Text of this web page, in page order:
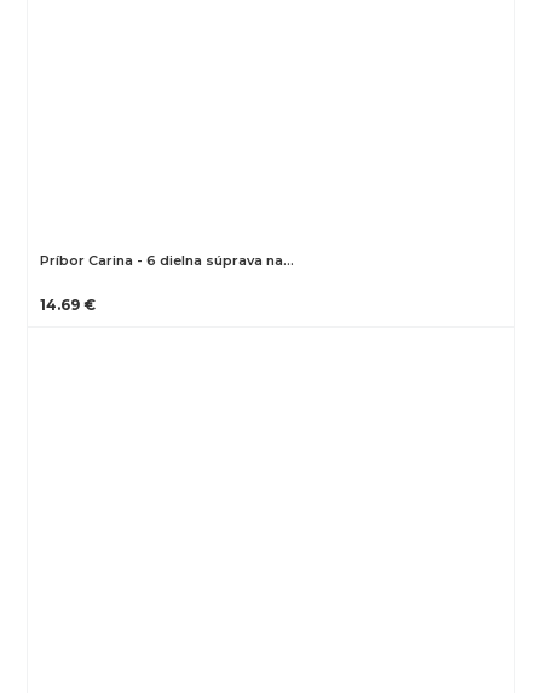
Príbor Carina - 6 dielna súprava na…
14.69 €